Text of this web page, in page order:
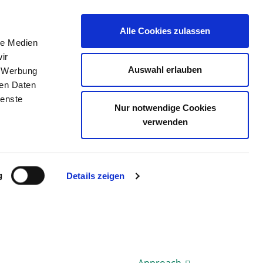
Medien
Daten
Details zeigen
Alle Cookies zulassen
Auswahl erlauben
Nur notwendige Cookies
verwenden
THE DIRECTORY JOB PORTAL CONTACT
BERLIN-WEISSENSEE